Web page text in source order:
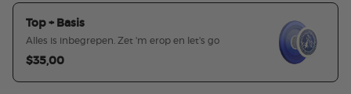
Top + Basis
Alles is inbegrepen. Zet 'm erop en let's go
$35,00